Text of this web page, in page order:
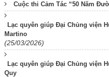
Cuộc thi Cảm Tác “50 Năm
Lạc quyên giúp Đại Chủng viện
Martino
(25/03/2026)
Lạc quyên giúp Đại Chủng viện
Quy